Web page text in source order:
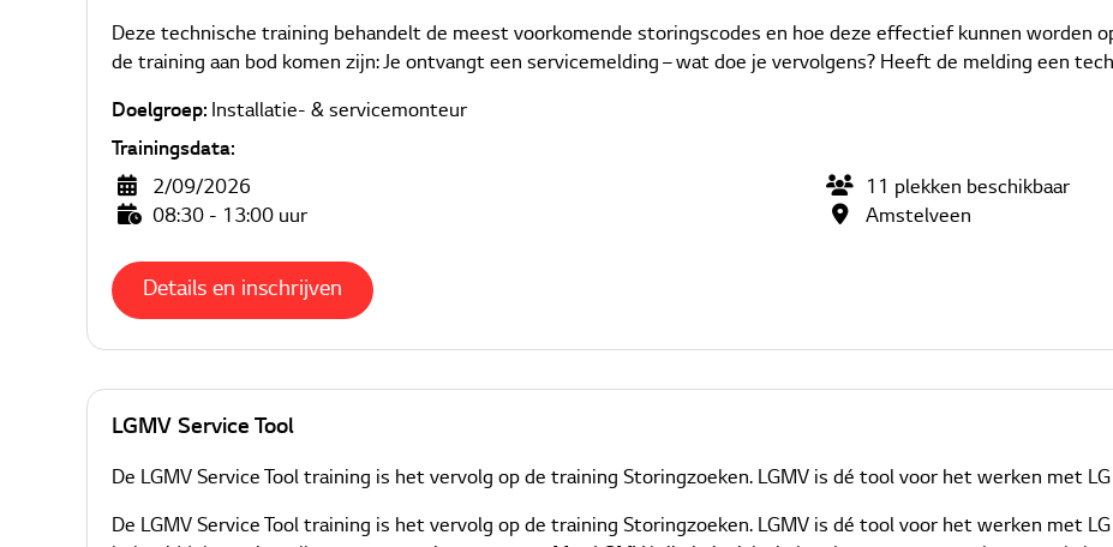
Deze technische training behandelt de meest voorkomende storingscodes en hoe deze effectief kunnen worden
de training aan bod komen zijn: Je ontvangt een servicemelding – wat doe je vervolgens? Heeft de melding een
Doelgroep: Installatie- & servicemonteur
Trainingsdata:
2/09/2026
08:30 - 13:00 uur
11 plekken beschikbaar
Amstelveen
Details en inschrijven
LGMV Service Tool
De LGMV Service Tool training is het vervolg op de training Storingzoeken. LGMV is dé tool voor het werken met
De LGMV Service Tool training is het vervolg op de training Storingzoeken. LGMV is dé tool voor het werken met